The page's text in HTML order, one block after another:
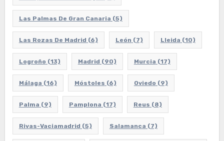
Las Palmas De Gran Canaria (5)
Las Rozas De Madrid (6) León (7) Lleida (10)
Logroño (13) Madrid (90) Murcia (17)
Málaga (16) Móstoles (6) Oviedo (9)
Palma (9) Pamplona (17) Reus (8)
Rivas-Vaciamadrid (5) Salamanca (7)